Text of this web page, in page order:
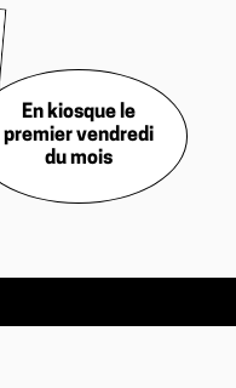
En kiosque le
premier vendredi
du mois